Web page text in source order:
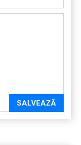
SALVEAZĂ